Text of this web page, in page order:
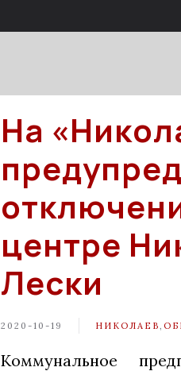
На
центре
Лески
2020-10-19 НИКОЛАЕВ
Коммунальное